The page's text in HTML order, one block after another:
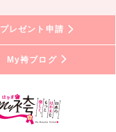
プレゼント申請
My袴ブログ